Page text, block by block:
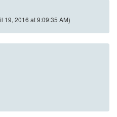
19, 2016 at 9:09:35 AM)